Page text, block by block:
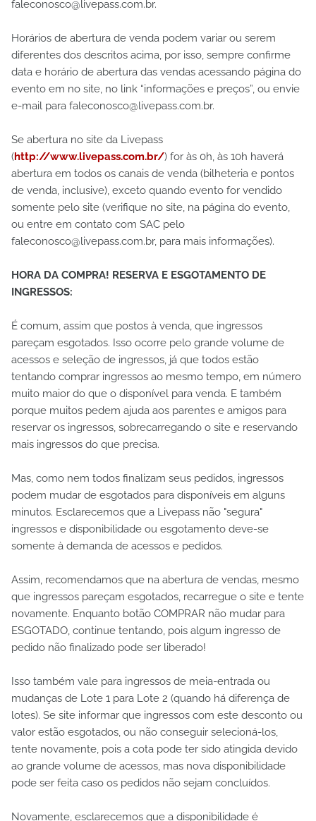
faleconosco@livepass.com.br.
Horários de abertura de venda podem variar ou serem
diferentes dos descritos acima, por isso, sempre confirme
data e horário de abertura das vendas acessando página do
evento em no site, no link “informações e preços”, ou envie
e-mail para faleconosco@livepass.com.br.
Se abertura no site da Livepass
(http://www.livepass.com.br/) for às 0h, às 10h haverá
abertura em todos os canais de venda (bilheteria e pontos
de venda, inclusive), exceto quando evento for vendido
somente pelo site (verifique no site, na página do evento,
ou entre em contato com SAC pelo
faleconosco@livepass.com.br, para mais informações).
HORA DA COMPRA! RESERVA E ESGOTAMENTO DE
INGRESSOS:
É comum, assim que postos à venda, que ingressos
pareçam esgotados. Isso ocorre pelo grande volume de
acessos e seleção de ingressos, já que todos estão
tentando comprar ingressos ao mesmo tempo, em número
muito maior do que o disponível para venda. E também
porque muitos pedem ajuda aos parentes e amigos para
reservar os ingressos, sobrecarregando o site e reservando
mais ingressos do que precisa.
Mas, como nem todos finalizam seus pedidos, ingressos
podem mudar de esgotados para disponíveis em alguns
minutos. Esclarecemos que a Livepass não "segura"
ingressos e disponibilidade ou esgotamento deve-se
somente à demanda de acessos e pedidos.
Assim, recomendamos que na abertura de vendas, mesmo
que ingressos pareçam esgotados, recarregue o site e tente
novamente. Enquanto botão COMPRAR não mudar para
ESGOTADO, continue tentando, pois algum ingresso de
pedido não finalizado pode ser liberado!
Isso também vale para ingressos de meia-entrada ou
mudanças de Lote 1 para Lote 2 (quando há diferença de
lotes). Se site informar que ingressos com este desconto ou
valor estão esgotados, ou não conseguir selecioná-los,
tente novamente, pois a cota pode ter sido atingida devido
ao grande volume de acessos, mas nova disponibilidade
pode ser feita caso os pedidos não sejam concluídos.
Novamente, esclarecemos que a disponibilidade é